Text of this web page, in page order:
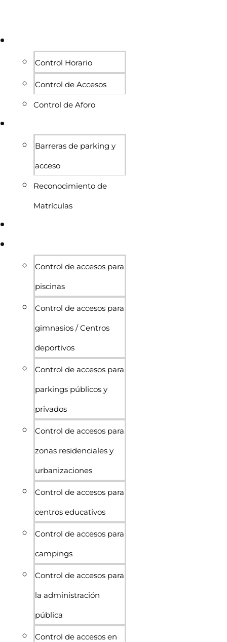
Control Horario
Control de Accesos
Control de Aforo
Barreras de parking y
acceso
Reconocimiento de
Matrículas
Control de accesos para
piscinas
Control de accesos para
gimnasios / Centros
deportivos
Control de accesos para
parkings públicos y
privados
Control de accesos para
zonas residenciales y
urbanizaciones
Control de accesos para
centros educativos
Control de accesos para
campings
Control de accesos para
la administración
pública
Control de accesos en